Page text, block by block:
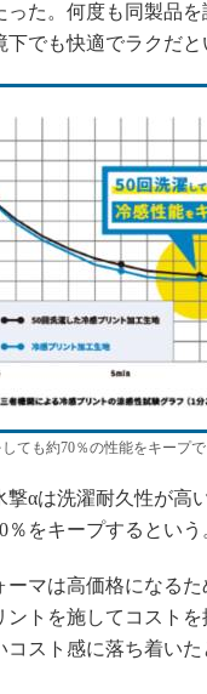
った。何度も同製品
下でも快適でラクだ
ても約70％の性能をキープ
αは洗濯耐久性が高
％をキープするという
マは高価格になるた
ントを施してコスト
コスト感に落ち着いた